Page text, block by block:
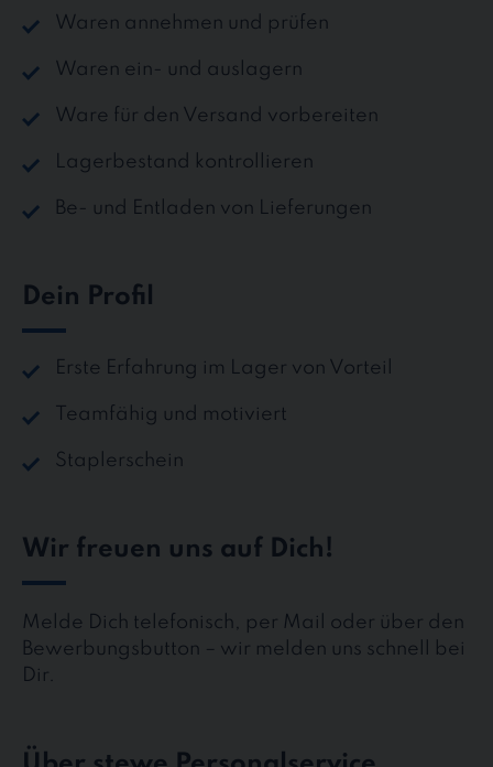
Waren annehmen und prüfen
Waren ein- und auslagern
Ware für den Versand vorbereiten
Lagerbestand kontrollieren
Be- und Entladen von Lieferungen
Dein Profil
Erste Erfahrung im Lager von Vorteil
Teamfähig und motiviert
Staplerschein
Wir freuen uns auf Dich!
Melde Dich telefonisch, per Mail oder über den
Bewerbungsbutton – wir melden uns schnell bei
Dir.